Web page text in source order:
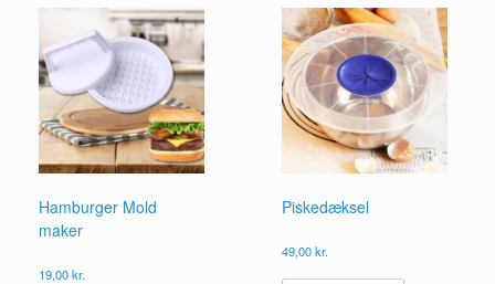
varianter.
Mulighederne
kan
vælges
på
varesiden
Hamburger Mold
maker
19,00kr.
Piskedæksel
49,00kr.